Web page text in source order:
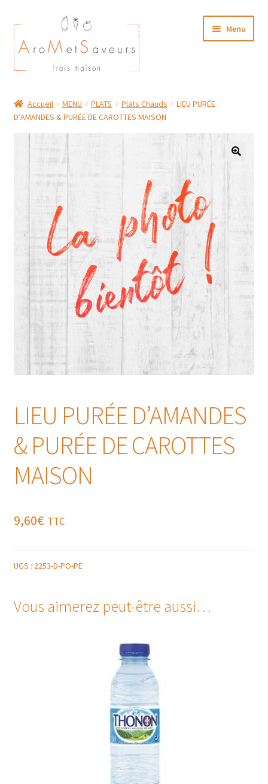
Aller
à
la
navigation
Aller
au
contenu
Menu
Plat du Jour/ Menu Week end
NOS BOUTIQUES
MON COMPTE
Accueil MENU PLATS Plats Chauds
LIEU PURÉE
D’AMANDES & PURÉE DE CAROTTES MAISON
LIEU PURÉE D’AMANDES
& PURÉE DE CAROTTES
MAISON
9,60€ TTC
UGS : 2253-D-PO-PE
Vous aimerez peut-être aussi…